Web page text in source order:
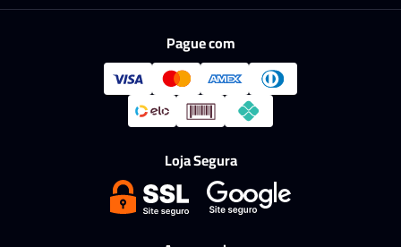
Pague com
Loja Segura